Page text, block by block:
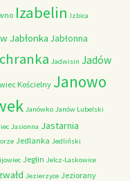
Izabelin Izbica
Jabłonka Jabłonna
Jadwisin Jadów
Kościelny Janowo
Janówko Janów Lubelski
Jasionna Jastarnia
Jedlanka Jedliński
Jeglin Jelcz-Laskowice
Jezierzyce Jeziorany